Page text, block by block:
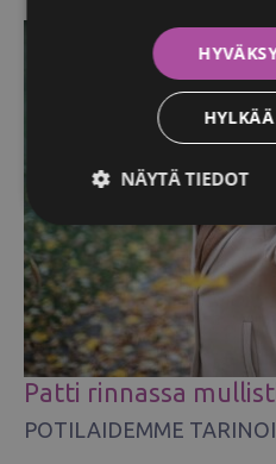
Patti rinnassa
POTILAIDEMME
NÄYTÄ TIEDOT